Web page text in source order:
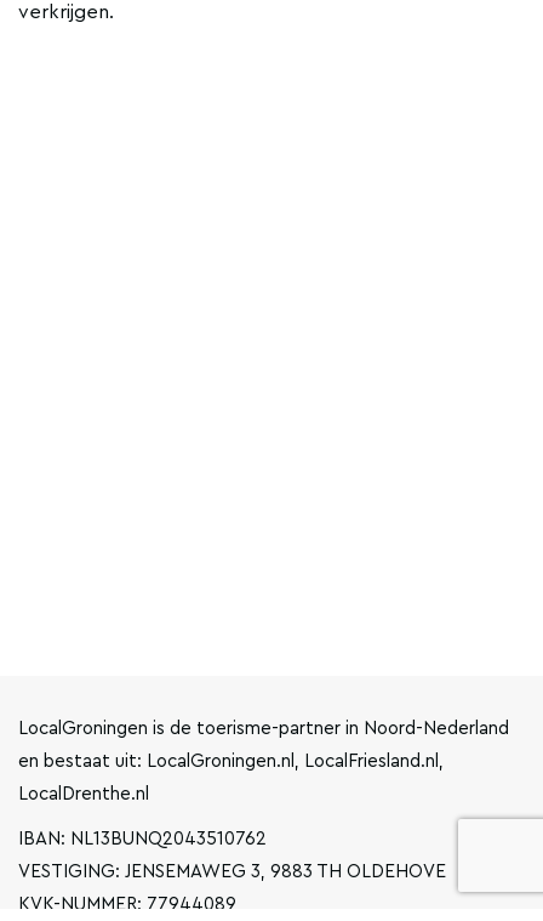
verkrijgen.
LocalGroningen is de toerisme-partner in Noord-Nederland
en bestaat uit: LocalGroningen.nl, LocalFriesland.nl,
LocalDrenthe.nl
IBAN: NL13BUNQ2043510762
VESTIGING: JENSEMAWEG 3, 9883 TH OLDEHOVE
KVK-NUMMER: 77944089